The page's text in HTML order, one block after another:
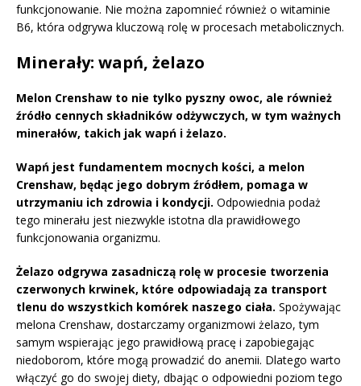
funkcjonowanie. Nie można zapomnieć również o witaminie
B6, która odgrywa kluczową rolę w procesach metabolicznych.
Minerały: wapń, żelazo
Melon Crenshaw to nie tylko pyszny owoc, ale również
źródło cennych składników odżywczych, w tym ważnych
minerałów, takich jak wapń i żelazo.
Wapń jest fundamentem mocnych kości, a melon
Crenshaw, będąc jego dobrym źródłem, pomaga w
utrzymaniu ich zdrowia i kondycji. Odpowiednia podaż
tego minerału jest niezwykle istotna dla prawidłowego
funkcjonowania organizmu.
Żelazo odgrywa zasadniczą rolę w procesie tworzenia
czerwonych krwinek, które odpowiadają za transport
tlenu do wszystkich komórek naszego ciała. Spożywając
melona Crenshaw, dostarczamy organizmowi żelazo, tym
samym wspierając jego prawidłową pracę i zapobiegając
niedoborom, które mogą prowadzić do anemii. Dlatego warto
włączyć go do swojej diety, dbając o odpowiedni poziom tego